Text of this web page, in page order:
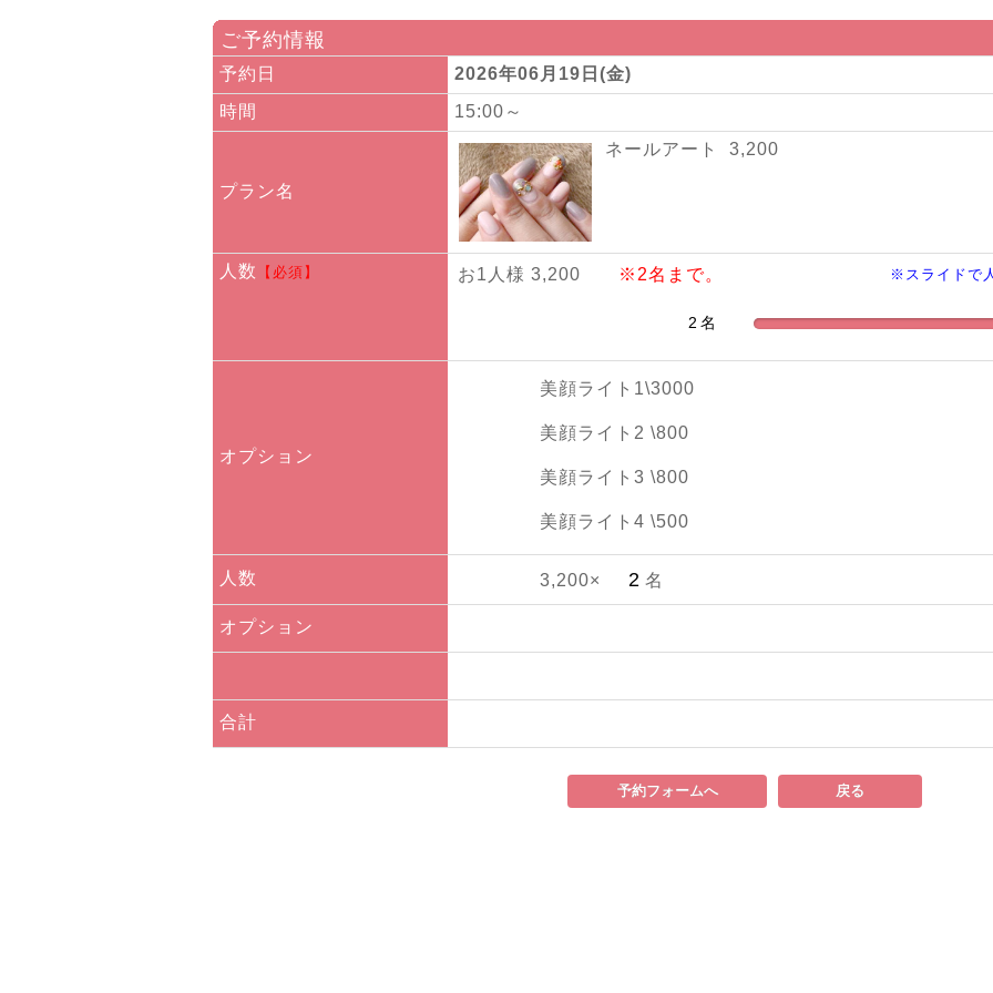
ご予約情報
予約日
2026年06月19日(金)
時間
15:00～
プラン名
ネールアート 3,200
人数 【必須】 お1人様 3,200 ※2名まで。 ※スライドで
オプション
美顔ライト1\3000
美顔ライト2 \800
美顔ライト3 \800
美顔ライト4 \500
人数 3,200× 名
オプション
合計